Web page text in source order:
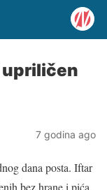
upriličen
7 godina ago
dana posta. Iftar
bez hrane i pića.